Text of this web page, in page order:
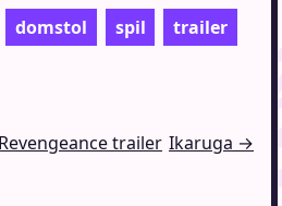
domstol spil trailer
trailer Ikaruga →